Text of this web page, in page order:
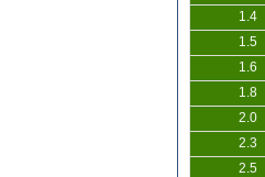
1.4
1.5
1.6
1.8
2.0
2.3
2.5